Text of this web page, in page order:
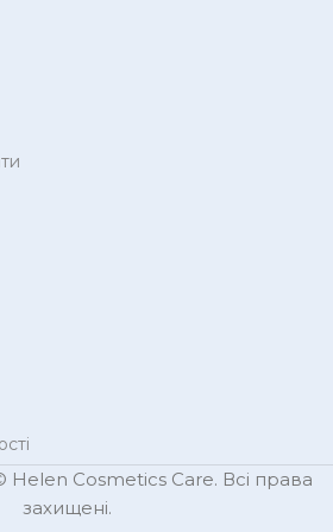
Cosmetics Care. Всі права
захищені.